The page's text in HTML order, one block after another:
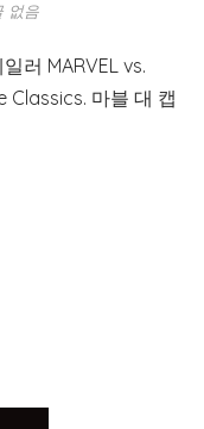
없음
러 MARVEL vs.
Classics. 마블 대 캡